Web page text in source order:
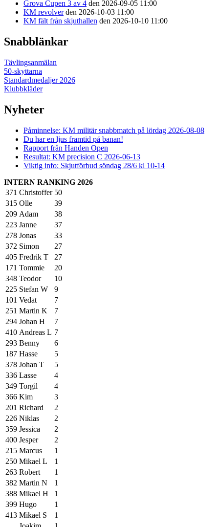
Grova Cupen 3 av 4 den 2026-09-05 11:00
KM revolverden 2026-10-03 11:00
KM fält från skjuthallen den 2026-10-10 11:00
Snabblänkar
Tävlingsanmälan
50-skyttarna
Standardmedaljer 2026
Klubbkläder
Nyheter
Påminnelse: KM militär snabbmatch på lördag 2026-08-08
Du har en ljus framtid på banan!
Rapport från Handen Open
Resultat: KM precision C 2026-06-13
Viktig info: Skjutförbud söndag 28/6 kl 10-14
INTERN RANKING 2026
371 Christoffer 50
315 Olle
39
209 Adam
38
223 Janne
37
278 Jonas
33
372 Simon
27
405 Fredrik T
27
171 Tommie
20
348 Teodor
10
225 Stefan W
9
101 Vedat
7
251 Martin K
7
294 Johan H
7
410 Andreas L 7
293 Benny
6
187 Hasse
5
378 Johan T
5
336 Lasse
4
349 Torgil
4
366 Kim
3
201 Richard
2
226 Niklas
2
359 Jessica
2
400 Jesper
2
215 Marcus
1
250 Mikael L
1
263 Robert
1
382 Martin N
1
388 Mikael H
1
399 Hugo
1
413 Mikael S
1